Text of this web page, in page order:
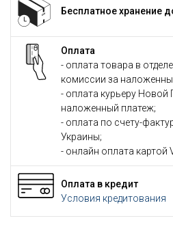
Бесплатное хранение
Оплата
- оплата товара в
комиссии за
- оплата курьеру Новой
наложенный платеж;
- оплата по счету-
Украины;
- онлайн оплата картой
Оплата в кредит
Условия кредитования